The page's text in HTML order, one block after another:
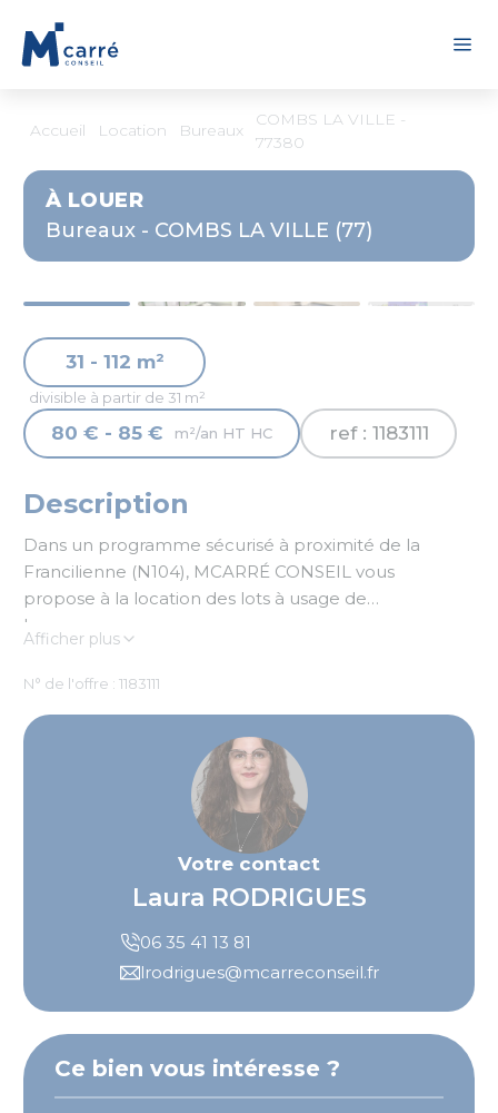
Accueil Location Bureaux
COMBS LA VILLE -
77380
À LOUER
Bureaux - COMBS LA VILLE (77)
31 - 112 m²
divisible à partir de 31 m²
80 € - 85 € m²/an HT HC ref : 1183111
Description
Dans un programme sécurisé à proximité de la
Francilienne (N104), MCARRÉ CONSEIL vous
propose à la location des lots à usage de
bureaux
Afficher plus
N° de l'offre : 1183111
Votre contact
Laura RODRIGUES
06 35 41 13 81
lrodrigues@mcarreconseil.fr
Ce bien vous intéresse ?